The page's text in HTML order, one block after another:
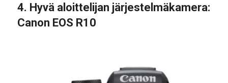
4. Hyvä aloittelijan järjestelmäkamera:
Canon EOS R10